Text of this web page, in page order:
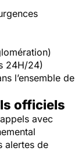
24H/24)
l’ensemble de
officiels
avec
alertes de